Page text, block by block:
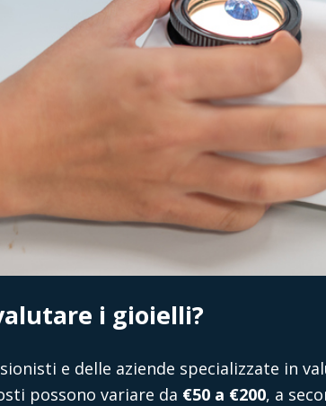
i gioielli?
e delle aziende specializzate in
possono variare da €50 a €200, a